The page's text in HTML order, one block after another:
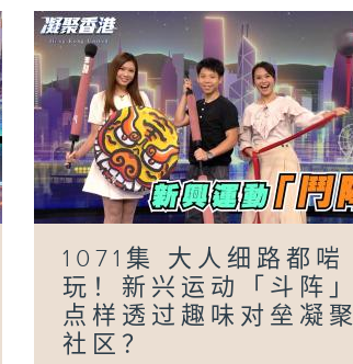
1071集 大人细路都啱
玩！新兴运动「斗阵」
点样透过趣味对垒凝聚
社区？